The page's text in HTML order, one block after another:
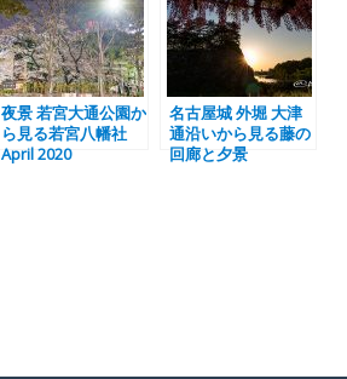
夜景 若宮大通公園か
ら見る若宮八幡社
April 2020
名古屋城 外堀 大津
通沿いから見る藤の
回廊と夕景